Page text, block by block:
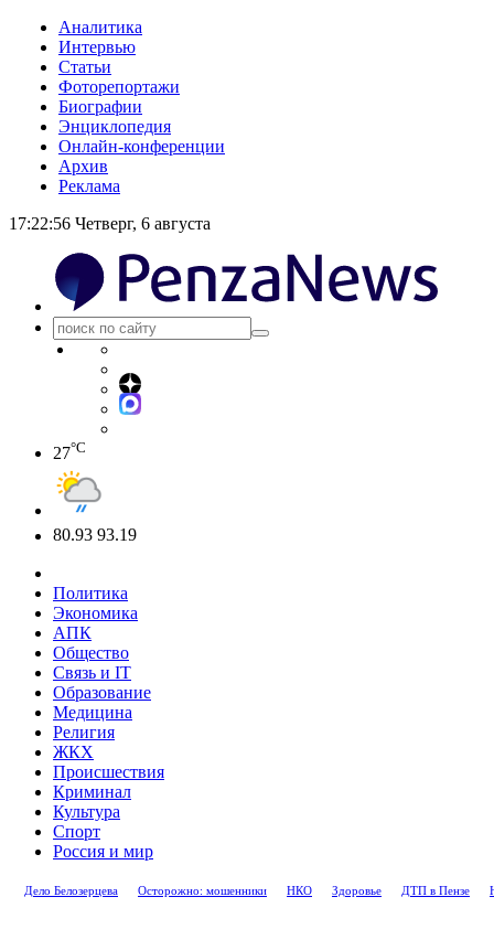
Аналитика
Интервью
Статьи
Фоторепортажи
Биографии
Энциклопедия
Онлайн-конференции
Архив
Реклама
17:22:56 Четверг, 6 августа
27°C
80.93 93.19
Политика
Экономика
АПК
Общество
Связь и IT
Образование
Медицина
Религия
ЖКХ
Происшествия
Криминал
Культура
Спорт
Россия и мир
Дело Белозерцева Осторожно: мошенники НКО Здоровье ДТП в Пензе